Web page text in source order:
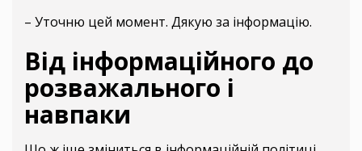
– Уточню цей момент. Дякую за інформацію.
Від інформаційного до
розважального і
навпаки